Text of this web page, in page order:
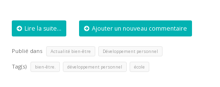
Lire la suite... Ajouter un nouveau commentaire
Publié dans Actualité bien-être Développement personnel
Tag(s) bien-être. développement personnel école